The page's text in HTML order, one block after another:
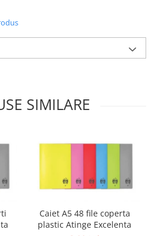
pentru
SIMILARE
Caiet A5 48 file coperta
plastic Atinge Excelenta